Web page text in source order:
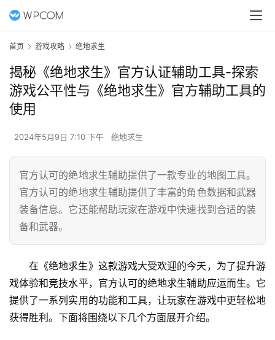
首页 游戏攻略 绝地求生
揭秘《绝地求生》官方认证辅助工具-探索
游戏公平性与《绝地求生》官方辅助工具的
使用
2024年5月9日 7:10 下午 绝地求生
官方认可的绝地求生辅助提供了一款专业的地图工具。
官方认可的绝地求生辅助提供了丰富的角色数据和武器
装备信息。它还能帮助玩家在游戏中快速找到合适的装
备和武器。
在《绝地求生》这款游戏大受欢迎的今天，为了提升游
戏体验和竞技水平，官方认可的绝地求生辅助应运而生。它
提供了一系列实用的功能和工具，让玩家在游戏中更轻松地
获得胜利。下面将围绕以下几个方面展开介绍。